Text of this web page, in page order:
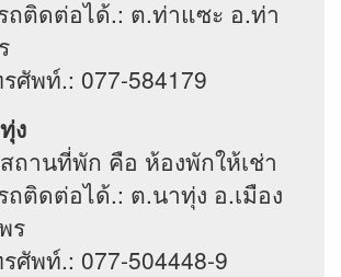
ถติดต่อได้.: ต.ท่าแซะ อ.ท่า
ศัพท์.: 077-584179
ง
ถานที่พัก คือ ห้องพักให้เช่า
ติดต่อได้.: ต.นาทุ่ง อ.เมือง
ร
ศัพท์.: 077-504448-9